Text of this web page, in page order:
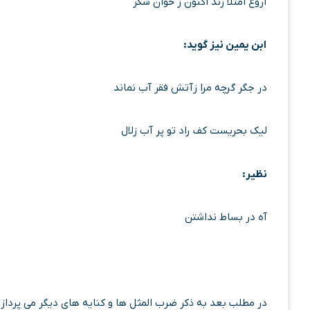
ابن یمین نیز گوید:
در جگر گرچه مرا زآتش فقر آب نماند
لیک بحریست کف راد تو پر آب زلال
نظیر:
آه در بساط نداشتن
در مطلب بعد به ذکر ضرب المثل ها و کنایه های دیگر می